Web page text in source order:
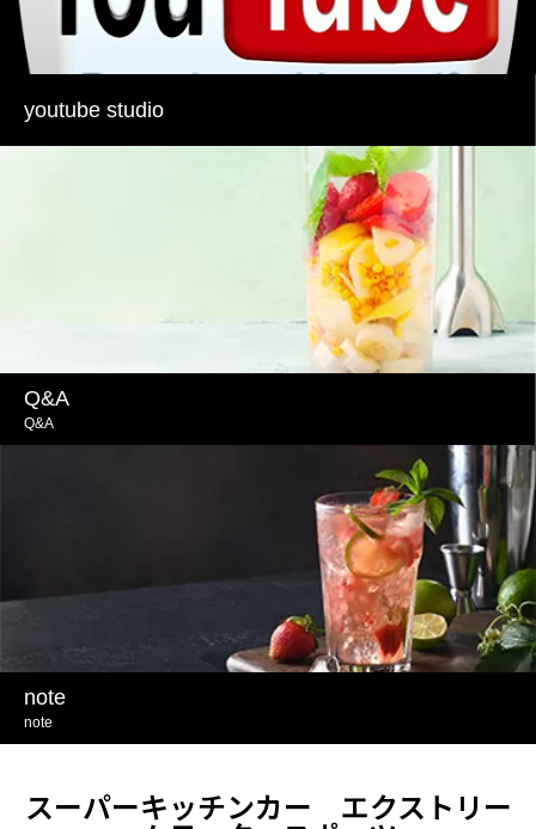
youtube studio
Q&A
Q&A
note
note
スーパーキッチンカー エクストリー